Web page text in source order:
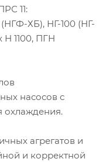
11:
(НГФ-ХБ), НГ-100 (НГ-
Н 1100, ПГН
насосов с
охлаждения.
агрегатов и
и корректной